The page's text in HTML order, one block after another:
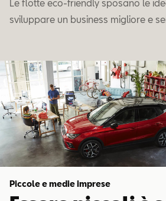
Le flotte eco-friendly sposano le
sviluppare un business migliore e
Piccole e medie imprese